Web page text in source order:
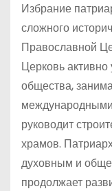
Избрание
сложного
Православной
Церковь активно
общества,
руководит
храмов.
духовным и
продолжает